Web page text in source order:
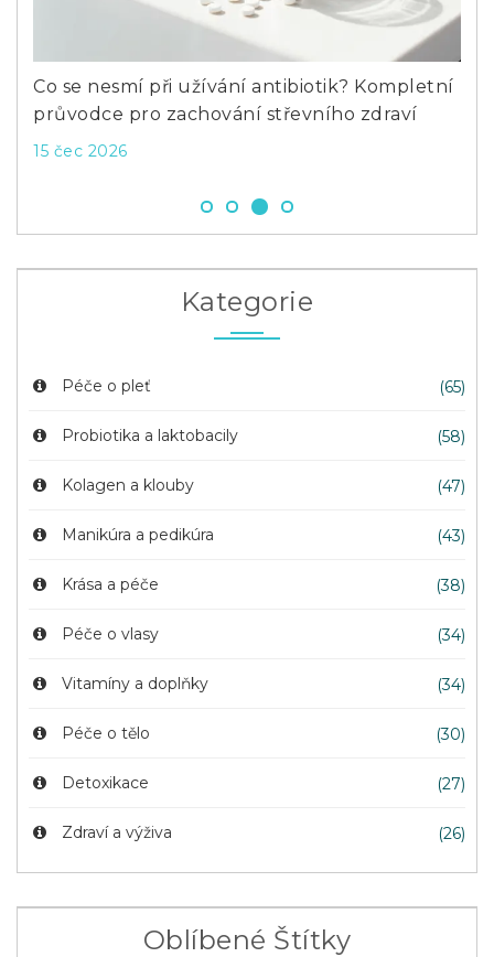
Co se nesmí při užívání antibiotik? Kompletní
průvodce pro zachování střevního zdraví
15 čec 2026
Next
Kategorie
Péče o pleť (65)
Probiotika a laktobacily (58)
Kolagen a klouby (47)
Manikúra a pedikúra (43)
Krása a péče (38)
Péče o vlasy (34)
Vitamíny a doplňky (34)
Péče o tělo (30)
Detoxikace (27)
Zdraví a výživa (26)
Oblíbené Štítky